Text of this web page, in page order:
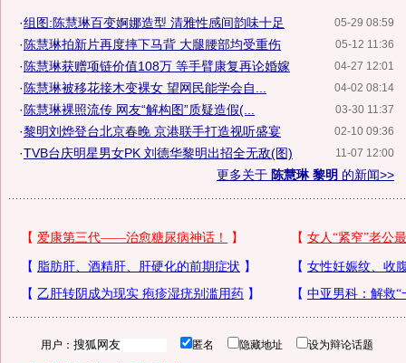
05-29 08:59
·组图:陈慧琳百变婀娜造型 清雅性感间韵味十足
05-12 11:36
· 陈慧琳拍新片再度摔下马背 大腿腰部均受重伤
04-27 12:01
· 陈慧琳获赠项链价值108万 等手臂康复再论婚嫁
04-02 08:14
· 陈慧琳被移花接木变裸女 望网民能学会自...
03-30 11:37
· 陈慧琳裸照流传 网友“解构图”质疑造假(...
02-10 09:36
·黎明刘烨登台北京春晚 京港联手打造视听盛宴
11-07 12:00
·TVB台庆明星男女PK 刘德华黎明出招全无敌(图)
更多关于 陈慧琳 黎明 的新闻>>
用户： 匿名 隐藏地址 设为辩论话题